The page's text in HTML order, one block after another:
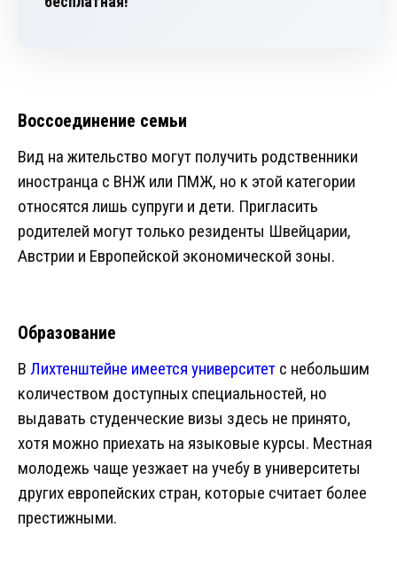
Воссоединение семьи
Вид на жительство могут получить родственники
иностранца с ВНЖ или ПМЖ, но к этой категории
относятся лишь супруги и дети. Пригласить
родителей могут только резиденты Швейцарии,
Австрии и Европейской экономической зоны.
Образование
В Лихтенштейне имеется университет с небольшим
количеством доступных специальностей, но
выдавать студенческие визы здесь не принято,
хотя можно приехать на языковые курсы. Местная
молодежь чаще уезжает на учебу в университеты
других европейских стран, которые считает более
престижными.